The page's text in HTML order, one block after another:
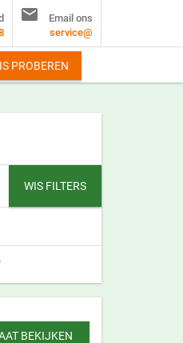
WIS FILTERS
BEKIJKEN

Email ons
service@
PROBEREN